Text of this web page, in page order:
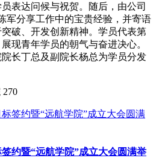
表达问候与祝贺。随后，由公司
军分享工作中的宝贵经验，并寄语
破、开发创新精神。学员代表第
现青年学员的朝气与奋进决心。
长丁总及副院长杨总为学员分发
270
约暨“远航学院”成立大会圆满举